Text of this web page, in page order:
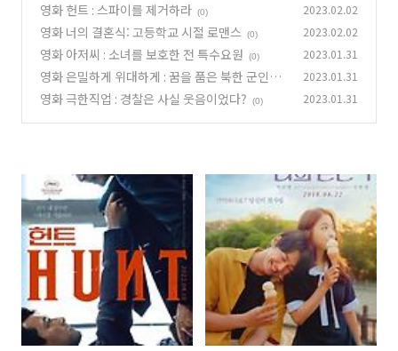
영화 헌트 : 스파이를 제거하라 (0) 2023.02.02
영화 너의 결혼식: 고등학교 시절 로맨스 (0) 2023.02.02
영화 아저씨 : 소녀를 보호한 전 특수요원 (0) 2023.01.31
영화 은밀하게 위대하게 : 꿈을 품은 북한 군인들
(0)
2023.01.31
영화 극한직업 : 경찰은 사실 웃음이었다? (0) 2023.01.31